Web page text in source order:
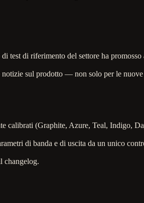
di riferimento del settore ha
sul prodotto — non solo per le
calibrati (Graphite, Azure, Teal, Indigo,
di banda e di uscita da un unico
changelog.